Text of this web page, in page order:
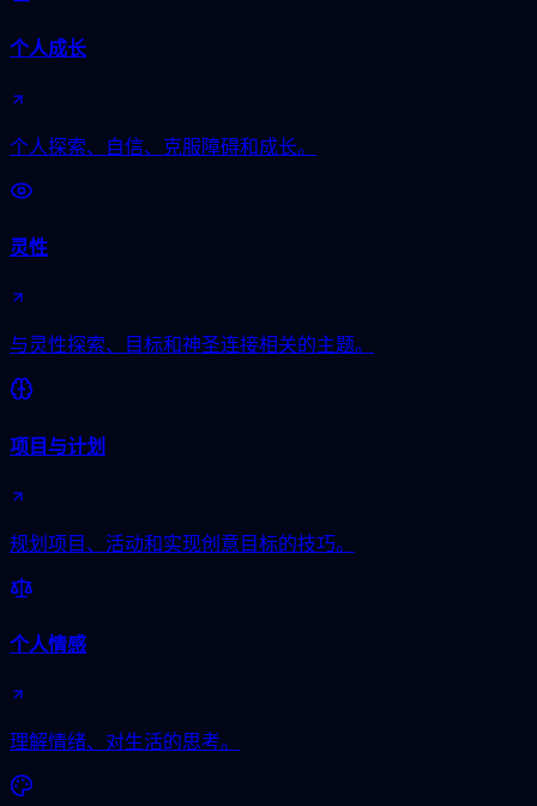
个人成长
个人探索、自信、克服障碍和成长。
灵性
与灵性探索、目标和神圣连接相关的主题。
项目与计划
规划项目、活动和实现创意目标的技巧。
个人情感
理解情绪、对生活的思考。